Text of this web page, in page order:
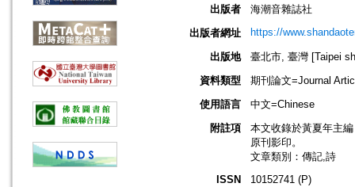
出版者
海潮音雜誌社
出版者網址
https://
出版地
臺北市, 臺灣 [Taipei
資料類型
期刊論文=Journal
使用語言
中文=Chinese
附註項
本文收錄於黃夏年主
原刊影印。
文章類別：傳記,詩
ISSN
10152741 (P)